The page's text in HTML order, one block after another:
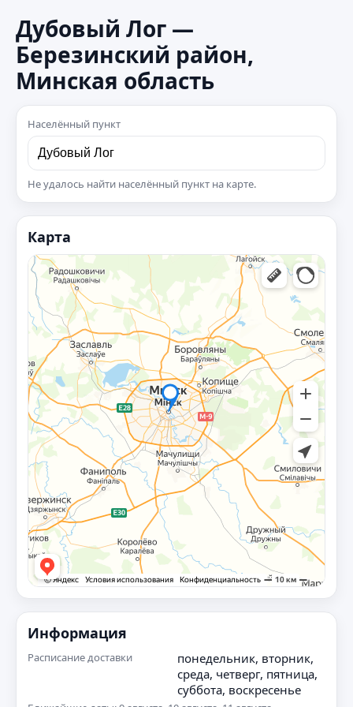
Дубовый Лог —
Березинский район,
Минская область
Населённый пункт
Не удалось найти населённый пункт на карте.
Карта
Информация
Расписание доставки
понедельник, вторник,
среда, четверг, пятница,
суббота, воскресенье